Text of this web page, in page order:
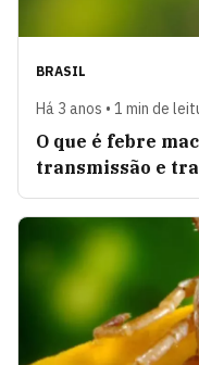
BRASIL
Há 3 anos • 1 min de
O que é febre
transmissão e